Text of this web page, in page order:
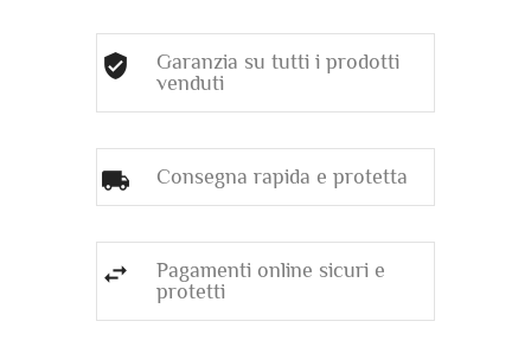
Garanzia su tutti i prodotti
venduti
Consegna rapida e protetta
Pagamenti online sicuri e
protetti